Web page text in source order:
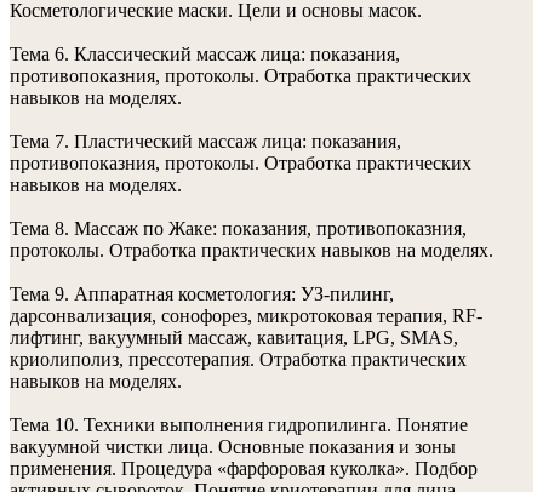
Косметологические маски. Цели и основы масок.
Тема 6. Классический массаж лица: показания,
противопоказния, протоколы. Отработка практических
навыков на моделях.
Тема 7. Пластический массаж лица: показания,
противопоказния, протоколы. Отработка практических
навыков на моделях.
Тема 8. Массаж по Жаке: показания, противопоказния,
протоколы. Отработка практических навыков на моделях.
Тема 9. Аппаратная косметология: УЗ-пилинг,
дарсонвализация, сонофорез, микротоковая терапия, RF-
лифтинг, вакуумный массаж, кавитация, LPG, SMAS,
криолиполиз, прессотерапия. Отработка практических
навыков на моделях.
Тема 10. Техники выполнения гидропилинга. Понятие
вакуумной чистки лица. Основные показания и зоны
применения. Процедура «фарфоровая куколка». Подбор